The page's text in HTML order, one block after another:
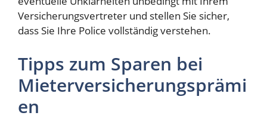
Versicherungsvertreter und stellen Sie sicher,
dass Sie Ihre Police vollständig verstehen.
Tipps zum Sparen bei
Mieterversicherungsprämi
en